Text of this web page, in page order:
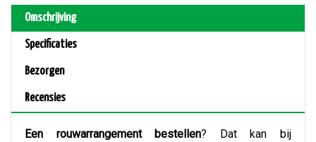
Omschrijving
Specificaties
Bezorgen
Recensies
Een rouwarrangement bestellen? Dat kan bij